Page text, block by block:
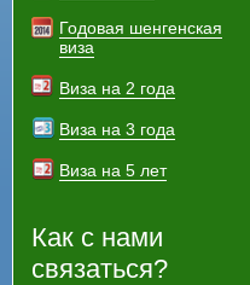
Годовая шенгенская
виза
Виза на 2 года
Виза на 3 года
Виза на 5 лет
Как с нами
связаться?